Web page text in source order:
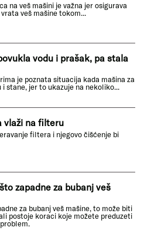
na veš mašini je važna jer osigurava
veš mašine tokom...
vodu i prašak, pa stala
je poznata situacija kada mašina za
i stane, jer to ukazuje na nekoliko...
vlaži na filteru
filtera i njegovo čišćenje bi
zapadne za bubanj veš
za bubanj veš mašine, to može biti
postoje koraci koje možete preduzeti